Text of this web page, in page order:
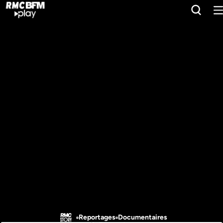
Reportages Documentaires